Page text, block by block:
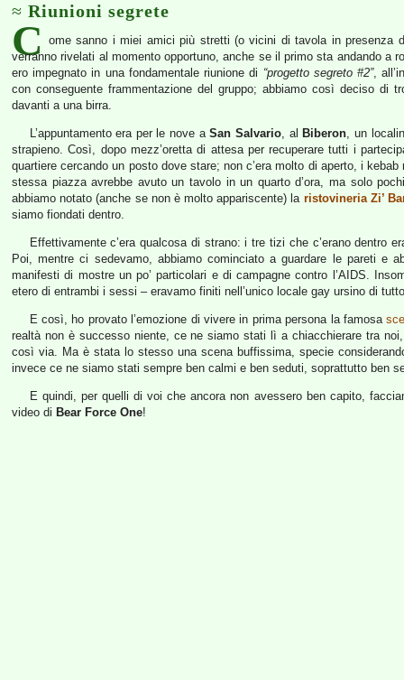
Riunioni segrete
C
ome sanno i miei amici più stretti (o vicini di tavola in presenza
verranno rivelati al momento opportuno, anche se il primo sta andando a
ero impegnato in una fondamentale riunione di “progetto segreto #2”,
con conseguente frammentazione del gruppo; abbiamo così deciso di
davanti a una birra.
L’appuntamento era per le nove aSan Salvario, al Biberon, un
strapieno. Così, dopo mezz’oretta di attesa per recuperare tutti i
quartiere cercando un posto dove stare; non c’era molto di aperto, i
stessa piazza avrebbe avuto un tavolo in un quarto d’ora, ma solo
abbiamo notato (anche se non è molto appariscente) la ristovineria Zi’
siamo fiondati dentro.
Effettivamente c’era qualcosa di strano: i tre tizi che c’erano dentro
Poi, mentre ci sedevamo, abbiamo cominciato a guardare le pareti e
manifesti di mostre un po’ particolari e di campagne contro l’AIDS.
etero di entrambi i sessi – eravamo finiti nell’unico locale gay ursino di
E così, ho provato l’emozione di vivere in prima persona la famosa
realtà non è successo niente, ce ne siamo stati lì a chiacchierare tra
così via. Ma è stata lo stesso una scena buffissima, specie
invece ce ne siamo stati sempre ben calmi e ben seduti, soprattutto ben
E quindi, per quelli di voi che ancora non avessero ben capito,
video di Bear Force One!